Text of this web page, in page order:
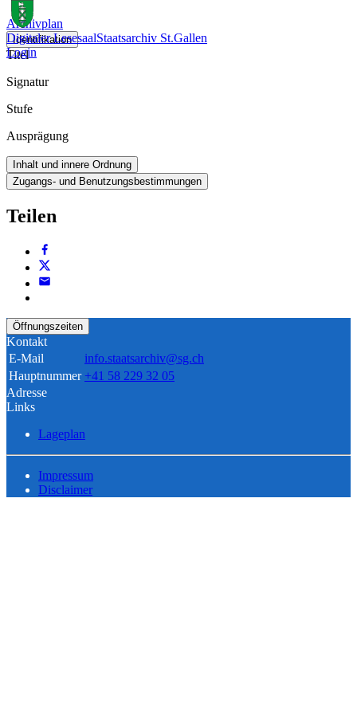
Digitaler LesesaalStaatsarchiv St.Gallen
Login
Archivplan
Identifikation
Titel
Signatur
Stufe
Ausprägung
Inhalt und innere Ordnung
Zugangs- und Benutzungsbestimmungen
Teilen
Öffnungszeiten
Kontakt
E-Mail
info.staatsarchiv@sg.ch
Hauptnummer +41 58 229 32 05
Adresse
Links
Lageplan
Impressum
Disclaimer